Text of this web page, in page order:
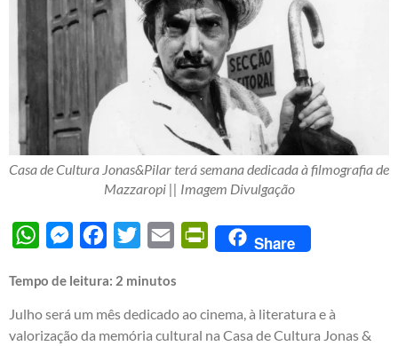
Casa de Cultura Jonas&Pilar terá semana dedicada à filmografia de
Mazzaropi || Imagem Divulgação
WhatsAppMessengerFacebook
Twitter Email PrintFriendly
Share
Tempo de leitura: 2 minutos
Julho será um mês dedicado ao cinema, à literatura e à
valorização da memória cultural na Casa de Cultura Jonas &